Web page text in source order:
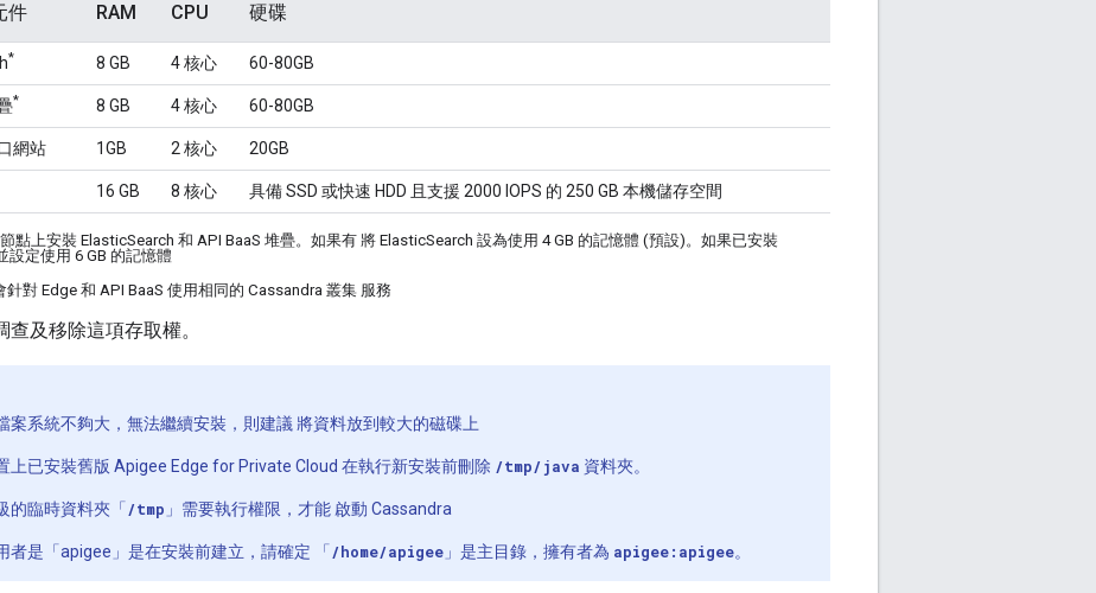
件 RAM CPU 硬碟
* 8 GB 4 核心 60-80GB
* 8 GB 4 核心 60-80GB
網站 1GB 2 核心 20GB
16 GB 8 核心 具備 SSD 或快速 HDD 且支援 2000 IOPS 的 250 GB 本機儲存空間
點上安裝 ElasticSearch 和 API BaaS 堆疊。如果有 將 ElasticSearch 設為使用 4 GB 的記憶體 (預設)。如果已安裝
設定使用 6 GB 的記憶體
對 Edge 和 API BaaS 使用相同的 Cassandra 叢集 服務
查及移除這項存取權。
案系統不夠大，無法繼續安裝，則建議 將資料放到較大的磁碟上
上已安裝舊版 Apigee Edge for Private Cloud 在執行新安裝前刪除 /tmp/java 資料夾。
的臨時資料夾「/tmp 」需要執行權限，才能 啟動 Cassandra
者是「apigee」是在安裝前建立，請確定 「/home/apigee 」是主目錄，擁有者為 apigee:apigee。